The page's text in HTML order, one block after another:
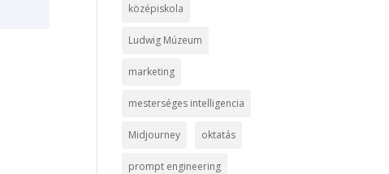
középiskola
Ludwig Múzeum
marketing
mesterséges intelligencia
Midjourney oktatás
prompt engineering